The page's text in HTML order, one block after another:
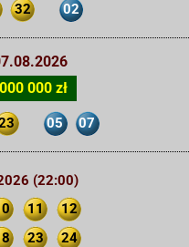
32 02
000 zł
05 07
(22:00)
11
12
23 24